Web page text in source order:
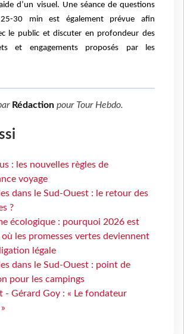
d’un visuel. Une séance de questions
30 min est également prévue afin
le public et discuter en profondeur des
et engagements proposés par les
Rédaction pour Tour Hebdo.
: les nouvelles règles de
voyage
dans le Sud-Ouest : le retour des
?
écologique : pourquoi 2026 est
où les promesses vertes deviennent
légale
dans le Sud-Ouest : point de
pour les campings
- Gérard Goy : « Le fondateur